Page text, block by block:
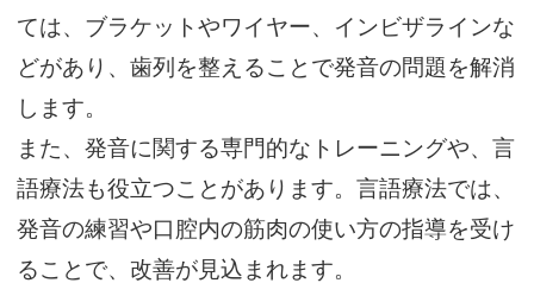
ては、ブラケットやワイヤー、インビザラインな
どがあり、歯列を整えることで発音の問題を解消
します。
また、発音に関する専門的なトレーニングや、言
語療法も役立つことがあります。言語療法では、
発音の練習や口腔内の筋肉の使い方の指導を受け
ることで、改善が見込まれます。